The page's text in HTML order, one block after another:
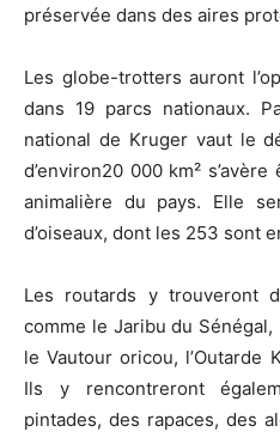
préservée dans des aires
Les globe-trotters auront
dans 19 parcs nationaux.
national de Kruger vaut le
d’environ20 000 km²
animalière du pays. Elle
d’oiseaux, dont les 253 sont
Les routards y trouveront
comme le Jaribu du
le Vautour oricou, l’Outarde
Ils y rencontreront
pintades, des rapaces, des